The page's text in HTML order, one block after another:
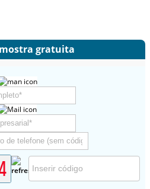
gratuita